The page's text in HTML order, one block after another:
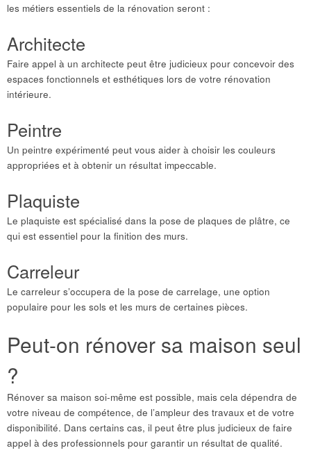
les métiers essentiels de la rénovation seront :
Architecte
Faire appel à un architecte peut être judicieux pour concevoir des
espaces fonctionnels et esthétiques lors de votre rénovation
intérieure.
Peintre
Un peintre expérimenté peut vous aider à choisir les couleurs
appropriées et à obtenir un résultat impeccable.
Plaquiste
Le plaquiste est spécialisé dans la pose de plaques de plâtre, ce
qui est essentiel pour la finition des murs.
Carreleur
Le carreleur s’occupera de la pose de carrelage, une option
populaire pour les sols et les murs de certaines pièces.
Peut-on rénover sa maison seul
?
Rénover sa maison soi-même est possible, mais cela dépendra de
votre niveau de compétence, de l’ampleur des travaux et de votre
disponibilité. Dans certains cas, il peut être plus judicieux de faire
appel à des professionnels pour garantir un résultat de qualité.